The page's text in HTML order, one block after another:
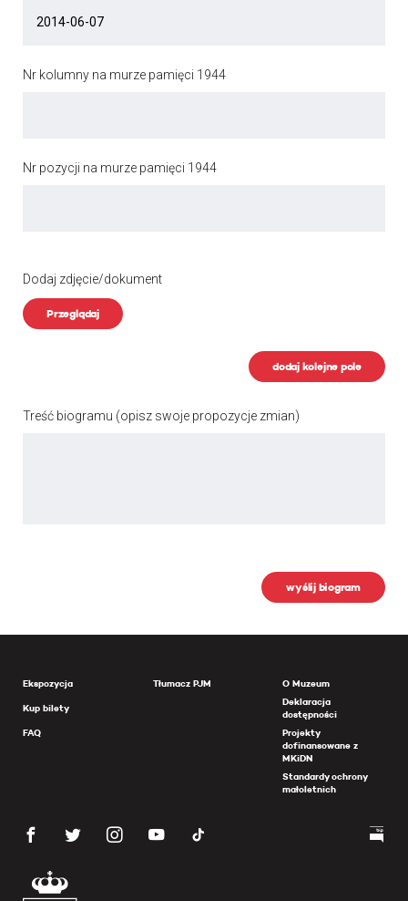
Nr kolumny na murze pamięci 1944
Nr pozycji na murze pamięci 1944
Dodaj zdjęcie/dokument
Przeglądaj
dodaj kolejne pole
Treść biogramu (opisz swoje propozycje zmian)
wyślij biogram
Ekspozycja
Kup bilety
FAQ
Tłumacz PJM
O Muzeum
Deklaracja
dostępności
Projekty
dofinansowane z
MKiDN
Standardy ochrony
małoletnich